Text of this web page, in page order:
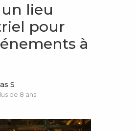
lieu
pour
à
S
de 8 ans